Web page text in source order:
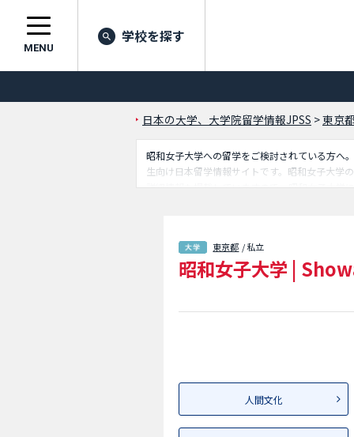
MENU
学校を探す
日本の大学、大学院留学情報JPSS >東京
昭和女子大学への留学をご検討されている方へ
生向け日本留学情報サイトです。昭和女子大学
詳細情報も掲載していますので、昭和女子大学
東京都 / 私立
昭和女子大学 |
人間文化